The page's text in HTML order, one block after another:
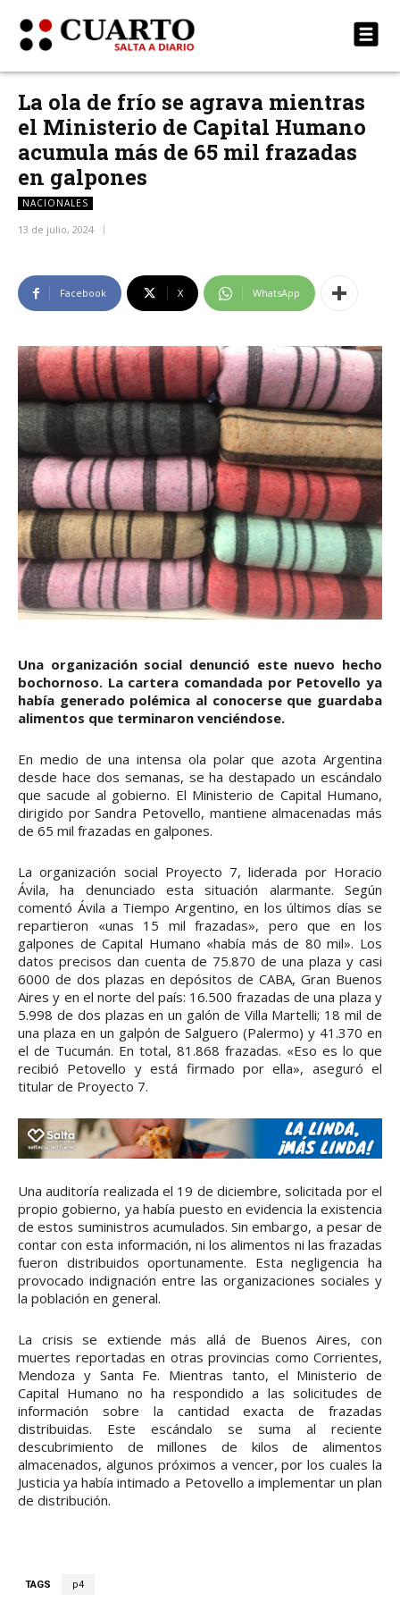
La ola de frío se agrava mientras
el Ministerio de Capital Humano
acumula más de 65 mil frazadas
en galpones
NACIONALES
13 de julio, 2024
Facebook X WhatsApp
Una organización social denunció este nuevo hecho
bochornoso. La cartera comandada por Petovello ya
había generado polémica al conocerse que guardaba
alimentos que terminaron venciéndose.
En medio de una intensa ola polar que azota Argentina
desde hace dos semanas, se ha destapado un escándalo
que sacude al gobierno. El Ministerio de Capital Humano,
dirigido por Sandra Petovello, mantiene almacenadas más
de 65 mil frazadas en galpones.
La organización social Proyecto 7, liderada por Horacio
Ávila, ha denunciado esta situación alarmante. Según
comentó Ávila a Tiempo Argentino, en los últimos días se
repartieron «unas 15 mil frazadas», pero que en los
galpones de Capital Humano «había más de 80 mil». Los
datos precisos dan cuenta de 75.870 de una plaza y casi
6000 de dos plazas en depósitos de CABA, Gran Buenos
Aires y en el norte del país: 16.500 frazadas de una plaza y
5.998 de dos plazas en un galón de Villa Martelli; 18 mil de
una plaza en un galpón de Salguero (Palermo) y 41.370 en
el de Tucumán. En total, 81.868 frazadas. «Eso es lo que
recibió Petovello y está firmado por ella», aseguró el
titular de Proyecto 7.
Una auditoría realizada el 19 de diciembre, solicitada por el
propio gobierno, ya había puesto en evidencia la existencia
de estos suministros acumulados. Sin embargo, a pesar de
contar con esta información, ni los alimentos ni las frazadas
fueron distribuidos oportunamente. Esta negligencia ha
provocado indignación entre las organizaciones sociales y
la población en general.
La crisis se extiende más allá de Buenos Aires, con
muertes reportadas en otras provincias como Corrientes,
Mendoza y Santa Fe. Mientras tanto, el Ministerio de
Capital Humano no ha respondido a las solicitudes de
información sobre la cantidad exacta de frazadas
distribuidas. Este escándalo se suma al reciente
descubrimiento de millones de kilos de alimentos
almacenados, algunos próximos a vencer, por los cuales la
Justicia ya había intimado a Petovello a implementar un plan
de distribución.
TAGS p4